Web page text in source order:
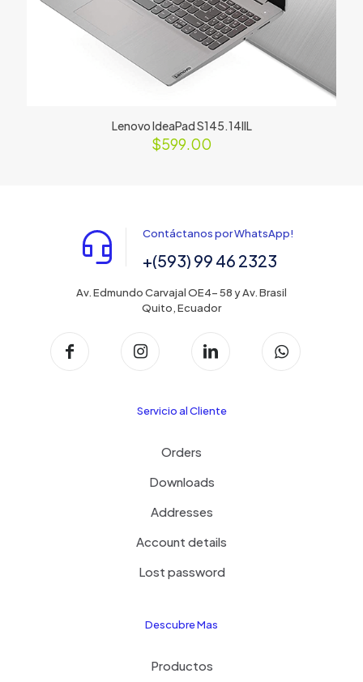
Lenovo IdeaPad S145.14IIL
$599.00
Contáctanos por WhatsApp!
+(593) 99 46 2323
Av. Edmundo Carvajal OE4- 58 y Av. Brasil
Quito, Ecuador
Servicio al Cliente
Orders
Downloads
Addresses
Account details
Lost password
Descubre Mas
Productos